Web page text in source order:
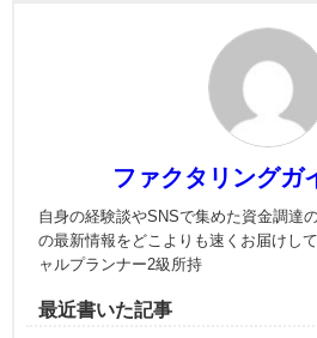
ファクタリングガ
自身の経験談やSNSで集めた資金調達
の最新情報をどこよりも速くお届けし
ャルプランナー2級所持
最近書いた記事